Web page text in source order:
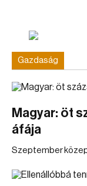
Gazdaság
Magyar: öt
áfája
Szeptember